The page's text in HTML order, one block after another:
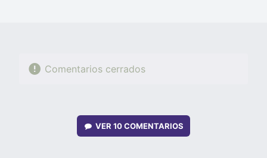
Comentarios cerrados
VER 10 COMENTARIOS